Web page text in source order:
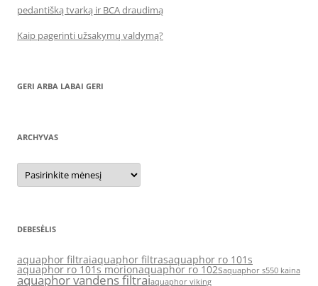
pedantišką tvarką ir BCA draudimą
Kaip pagerinti užsakymų valdymą?
GERI ARBA LABAI GERI
ARCHYVAS
Archyvas
DEBESĖLIS
aquaphor filtraiaquaphor filtrasaquaphor ro 101s
aquaphor ro 101s morionaquaphor ro 102saquaphor s550 kaina
aquaphor vandens filtraiaquaphor viking